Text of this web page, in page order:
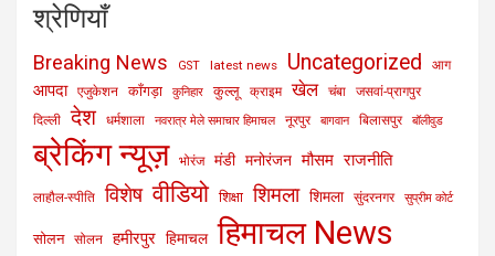
श्रेणियाँ
Breaking News GST latest news Uncategorized आग
आपदा एजुकेशन काँगड़ा कुनिहार कुल्लू क्राइम खेल चंबा
जसवां-प्रागपुर
दिल्ली
देश धर्मशाला नवरात्र मेले समाचार हिमाचल नूरपुर बागवान बिलासपुर बॉलीवुड
ब्रेकिंग न्यूज़ भोरंज मंडी मनोरंजन मौसम राजनीति
लाहौल-स्पीति विशेष वीडियो शिक्षा शिमला शिमला सुंदरनगर सुप्रीम कोर्ट
सोलन सोलन हमीरपुर हिमाचल हिमाचल News